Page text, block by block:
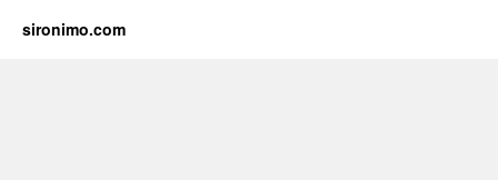
sironimo.com